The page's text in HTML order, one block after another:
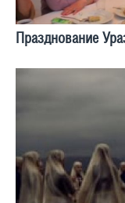
Празднование